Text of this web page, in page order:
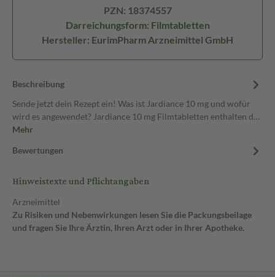
PZN: 18374557
Darreichungsform: Filmtabletten
Hersteller: EurimPharm Arzneimittel GmbH
Beschreibung
Sende jetzt dein Rezept ein! Was ist Jardiance 10 mg und wofür
wird es angewendet? Jardiance 10 mg Filmtabletten enthalten d…
Mehr
Bewertungen
Hinweistexte und Pflichtangaben
Arzneimittel
Zu Risiken und Nebenwirkungen lesen Sie die Packungsbeilage
und fragen Sie Ihre Ärztin, Ihren Arzt oder in Ihrer Apotheke.